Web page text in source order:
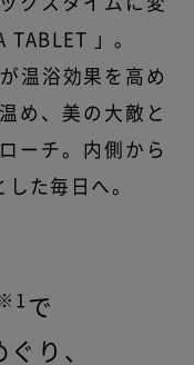
TABLET 」。
が温浴効果を高め
め、美の大敵と
ーチ。内側から
た毎日へ。
で
り、